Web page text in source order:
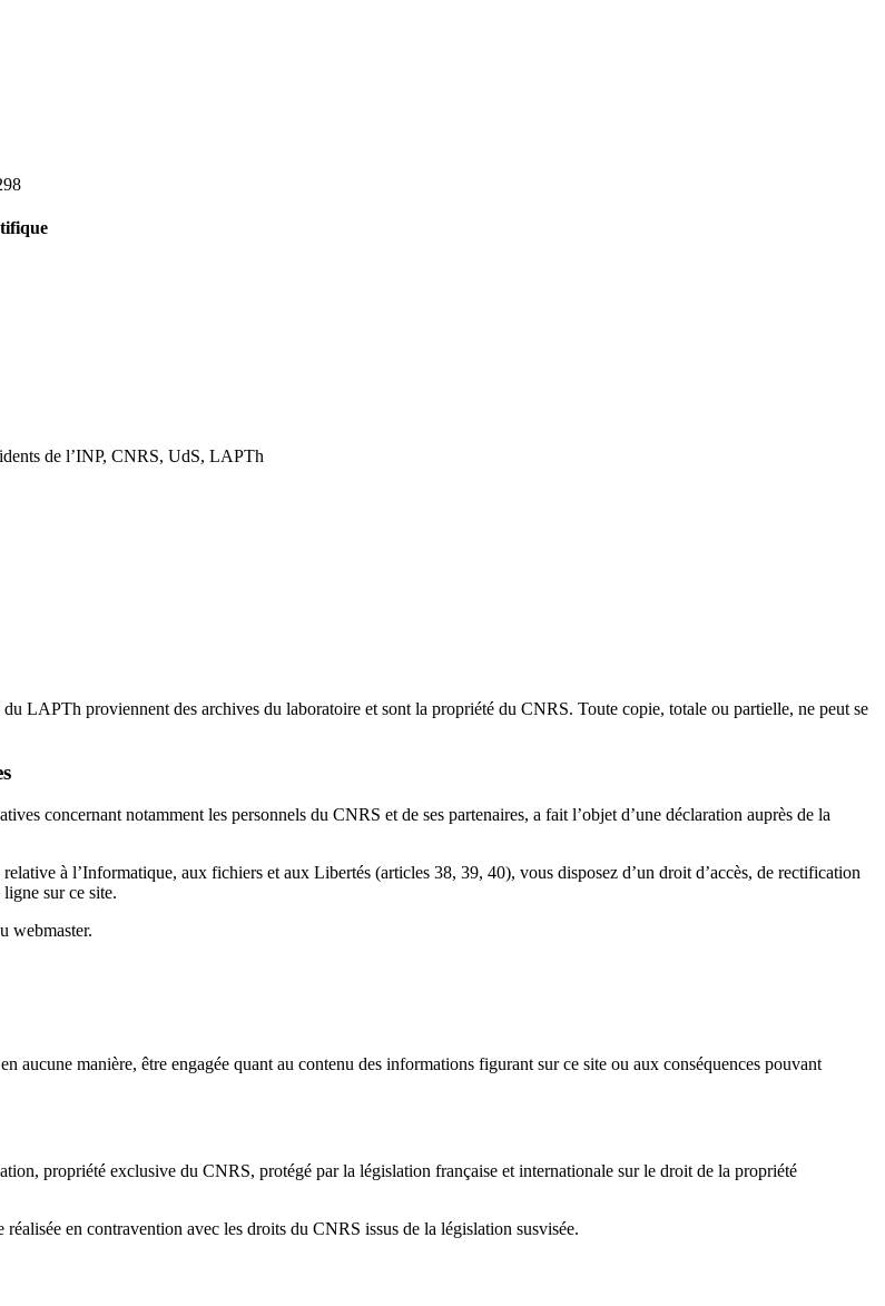
de l’INP, CNRS, UdS, LAPTh
LAPTh proviennent des archives du laboratoire et sont la propriété du CNRS. Toute copie, totale ou partielle, ne peut se
concernant notamment les personnels du CNRS et de ses partenaires, a fait l’objet d’une déclaration auprès de la
à l’Informatique, aux fichiers et aux Libertés (articles 38, 39, 40), vous disposez d’un droit d’accès, de rectification
sur ce site.
webmaster.
aucune manière, être engagée quant au contenu des informations figurant sur ce site ou aux conséquences pouvant
propriété exclusive du CNRS, protégé par la législation française et internationale sur le droit de la propriété
en contravention avec les droits du CNRS issus de la législation susvisée.